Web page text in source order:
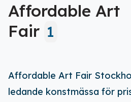
Affordable Art
Fair 1
Affordable Art Fair
ledande konstmässa för